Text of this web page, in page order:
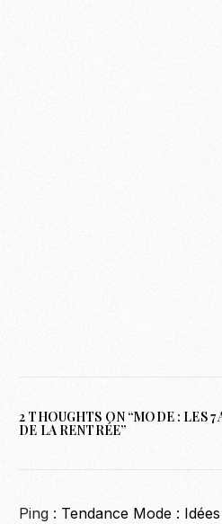
2 THOUGHTS ON “MODE : LES 7
DE LA RENTRÉE”
Ping : Tendance Mode :